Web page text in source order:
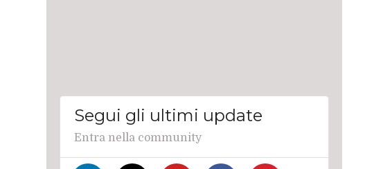
Segui gli ultimi update
Entra nella community